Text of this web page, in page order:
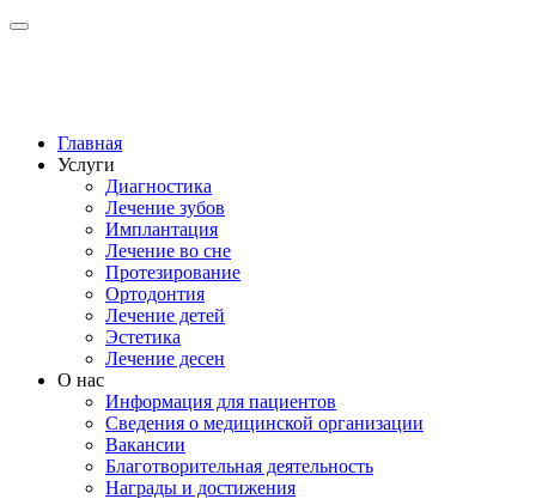
Главная
Услуги
Диагностика
Лечение зубов
Имплантация
Лечение во сне
Протезирование
Ортодонтия
Лечение детей
Эстетика
Лечение десен
О нас
Информация для пациентов
Сведения о медицинской организации
Вакансии
Благотворительная деятельность
Награды и достижения